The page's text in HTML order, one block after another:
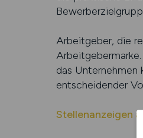
Arbeitgeber, die
das Unternehmen
entscheidender
Stellenanzeigen